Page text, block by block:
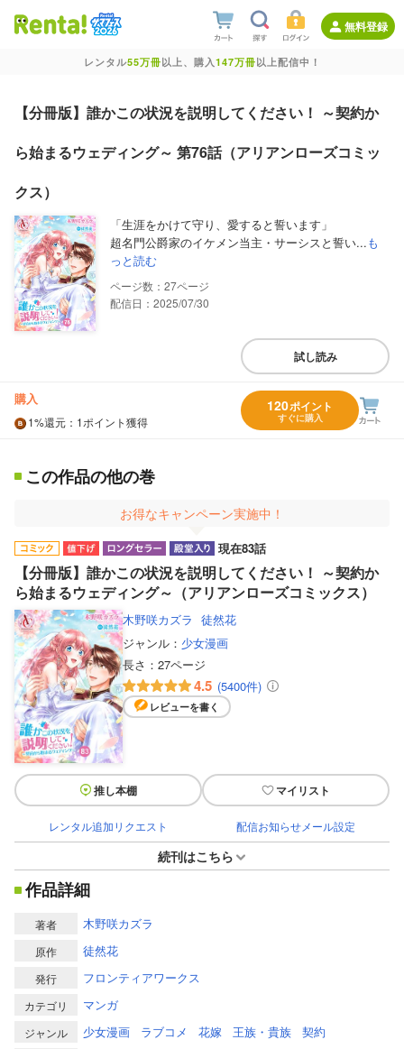
無料登録
レンタル55万冊以上、購入147万冊以上配信中！
【分冊版】誰かこの状況を説明してください！ ～契約か
ら始まるウェディング～ 第76話（アリアンローズコミッ
クス）
「生涯をかけて守り、愛すると誓います」
超名門公爵家のイケメン当主・サーシスと誓い...も
っと読む
27
配信日：2025/07/30
試し読み
購入
1%還元 ：1ポイント獲得
120ポイント
すぐに購入
この作品の他の巻
お得なキャンペーン実施中！
現在83話
【分冊版】誰かこの状況を説明してください！ ～契約か
ら始まるウェディング～（アリアンローズコミックス）
木野咲カズラ 徒然花
ジャンル： 少女漫画
長さ： 27ページ
4.5 (5400件)
レビューを書く
推し本棚 マイリスト
レンタル追加リクエスト 配信お知らせメール設定
続刊はこちら
作品詳細
著者 木野咲カズラ
原作 徒然花
発行 フロンティアワークス
カテゴリ マンガ
ジャンル 少女漫画 ラブコメ 花嫁 王族・貴族 契約